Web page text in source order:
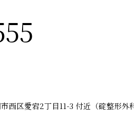
西区愛宕2丁目11-3 付近（碇整形外